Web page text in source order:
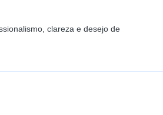
clareza e desejo de